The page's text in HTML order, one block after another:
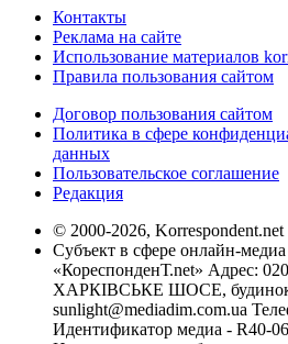
Контакты
Реклама на сайте
Использование материалов
Правила пользования сайтом
Договор пользования сайтом
Политика в сфере
данных
Пользовательское соглашение
Редакция
© 2000-2026, Korrespondent.net
Субъект в сфере онлайн-
«КореспонденТ.net» Адрес:
ХАРКІВСЬКЕ ШОСЕ, будинок
sunlight@mediadim.com.ua
Идентификатор медиа - R40-